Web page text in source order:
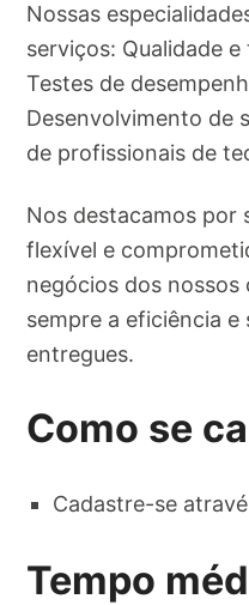
Nossas
serviços: Qualidade
Testes de
Desenvolvimento de
de profissionais de
Nos destacamos por
flexível e
negócios dos nossos
sempre a eficiência
entregues.
Como se
Cadastre-se
Tempo